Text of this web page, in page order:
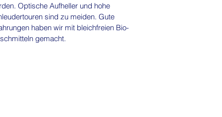
Optische Aufheller und hohe
sind zu meiden. Gute
haben wir mit bleichfreien Bio-
gemacht.